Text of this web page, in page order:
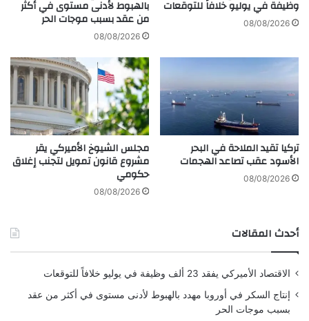
ا
ف
ي
م
ت
ل
ف
ا
ا
ت
ا
أ
ح
ظ
و
ر
وظيفة في يوليو خلافاً للتوقعات
08/08/2026
بالهبوط لأدنى مستوى في أكثر
من عقد بسبب موجات الحر
08/08/2026
تركيا تقيد الملاحة في البحر
الأسود عقب تصاعد الهجمات
08/08/2026
مجلس الشيوخ الأميركي يقر
مشروع قانون تمويل لتجنب إغلاق
حكومي
08/08/2026
أحدث المقالات
الاقتصاد الأميركي يفقد 23 ألف وظيفة في يوليو خلافاً للتوقعات
إنتاج السكر في أوروبا مهدد بالهبوط لأدنى مستوى في أكثر من عقد
بسبب موجات الحر